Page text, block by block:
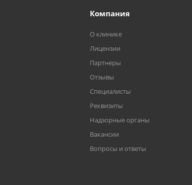
Компания
О клинике
Лицензии
Партнеры
Отзывы
Специалисты
Реквизиты
Надзорные органы
Вакансии
Вопросы и ответы